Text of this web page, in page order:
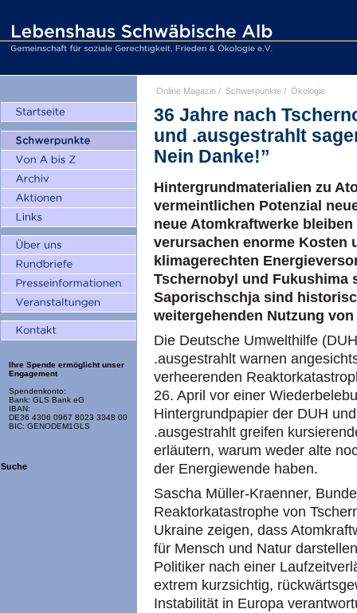
Ihre Spende ermöglicht unser
Engagement
Spendenkonto:
Bank: GLS Bank eG
IBAN:
DE36 4306 0967 8023 3348 00
BIC: GENODEM1GLS
Suche
Online Magazin / Schwerpunkte / Ökologie
36 Jahre nach
und .ausgestrahlt
Nein Danke!”
Hintergrundmaterialien zu
vermeintlichen Potenzial
neue Atomkraftwerke
verursachen enorme Kosten
klimagerechten
Tschernobyl und Fukushima
Saporischschja sind
weitergehenden Nutzung
Die Deutsche Umwelthilfe
.ausgestrahlt warnen
verheerenden
26. April vor einer
Hintergrundpapier der DUH
.ausgestrahlt greifen
erläutern, warum weder alte
der Energiewende haben.
Sascha Müller-Kraenner,
Reaktorkatastrophe von
Ukraine zeigen, dass
für Mensch und Natur
Politiker nach einer
extrem kurzsichtig,
Instabilität in Europa